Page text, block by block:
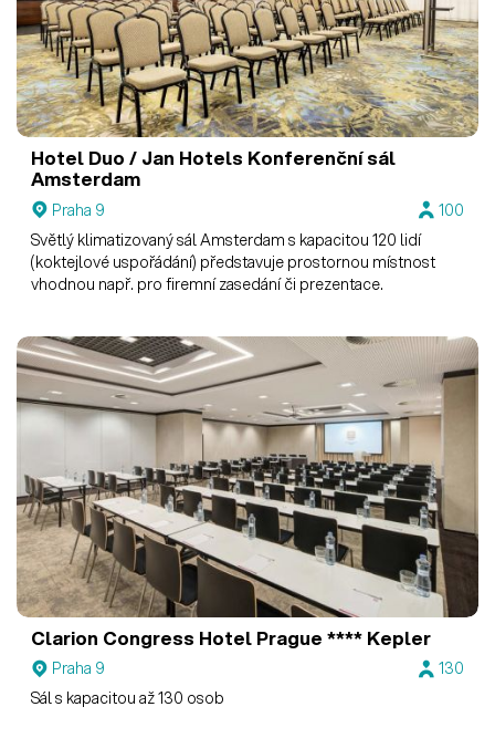
Hotel Duo / Jan Hotels Konferenční sál
Amsterdam
Praha 9
100
Světlý klimatizovaný sál Amsterdam s kapacitou 120 lidí
(koktejlové uspořádání) představuje prostornou místnost
vhodnou např. pro firemní zasedání či prezentace.
Clarion Congress Hotel Prague **** Kepler
Praha 9
130
Sál s kapacitou až 130 osob